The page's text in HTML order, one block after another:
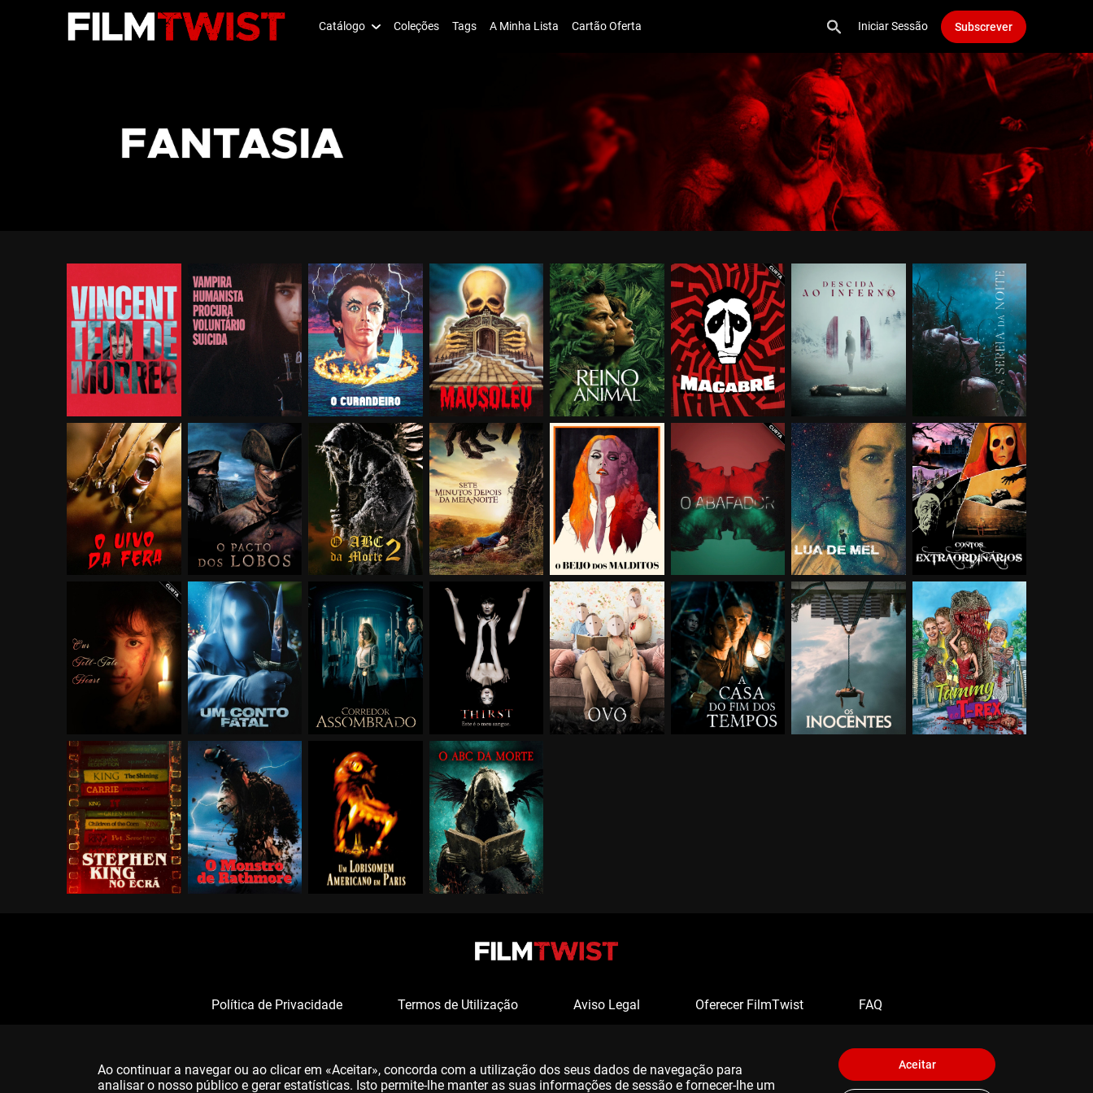
Catálogo Coleções Tags A Minha Lista Cartão Oferta Iniciar Sessão Subscrever
Política de Privacidade Termos de Utilização Aviso Legal Oferecer FilmTwist FAQ
Ao continuar a navegar ou ao clicar em «Aceitar», concorda com a utilização dos seus dados de navegação para
analisar o nosso público e gerar estatísticas. Isto permite-lhe manter as suas informações de sessão e fornecer-lhe um
Aceitar